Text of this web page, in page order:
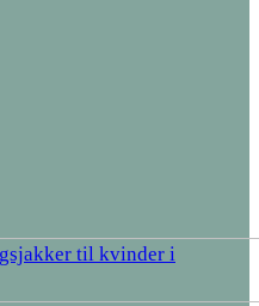
til kvinder i